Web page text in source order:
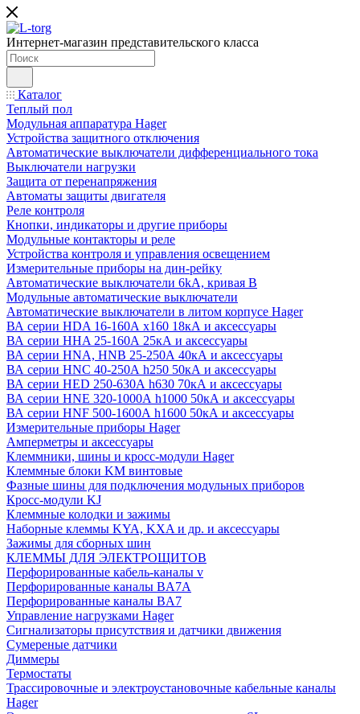
Интернет-магазин представительского класса
Каталог
Теплый пол
Модульная аппаратура Hager
Устройства защитного отключения
Автоматические выключатели дифференциального тока
Выключатели нагрузки
Защита от перенапряжения
Автоматы защиты двигателя
Реле контроля
Кнопки, индикаторы и другие приборы
Модульные контакторы и реле
Устройства контроля и управления освещением
Измерительные приборы на дин-рейку
Автоматические выключатели 6kA, кривая В
Модульные автоматические выключатели
Автоматические выключатели в литом корпусе Hager
ВА серии HDA 16-160А x160 18кА и аксессуары
ВА серии HHA 25-160А 25кА и аксессуары
ВА серии HNA, HNB 25-250А 40кА и аксессуары
ВА серии HNC 40-250А h250 50кА и аксессуары
ВА серии HED 250-630А h630 70кА и аксессуары
ВА серии HNE 320-1000А h1000 50кА и аксессуары
ВА серии HNF 500-1600А h1600 50кА и аксессуары
Измерительные приборы Hager
Амперметры и аксессуары
Клеммники, шины и кросс-модули Hager
Клеммные блоки KM винтовые
Фазные шины для подключения модульных приборов
Кросс-модули KJ
Клеммные колодки и зажимы
Наборные клеммы KYA, KXA и др. и аксессуары
Зажимы для сборных шин
КЛЕММЫ ДЛЯ ЭЛЕКТРОЩИТОВ
Перфорированные кабель-каналы v
Перфорированные каналы BA7A
Перфорированные каналы BA7
Управление нагрузками Hager
Сигнализаторы присутствия и датчики движения
Сумереные датчики
Диммеры
Термостаты
Трассировочные и электроустановочные кабельные каналы
Hager